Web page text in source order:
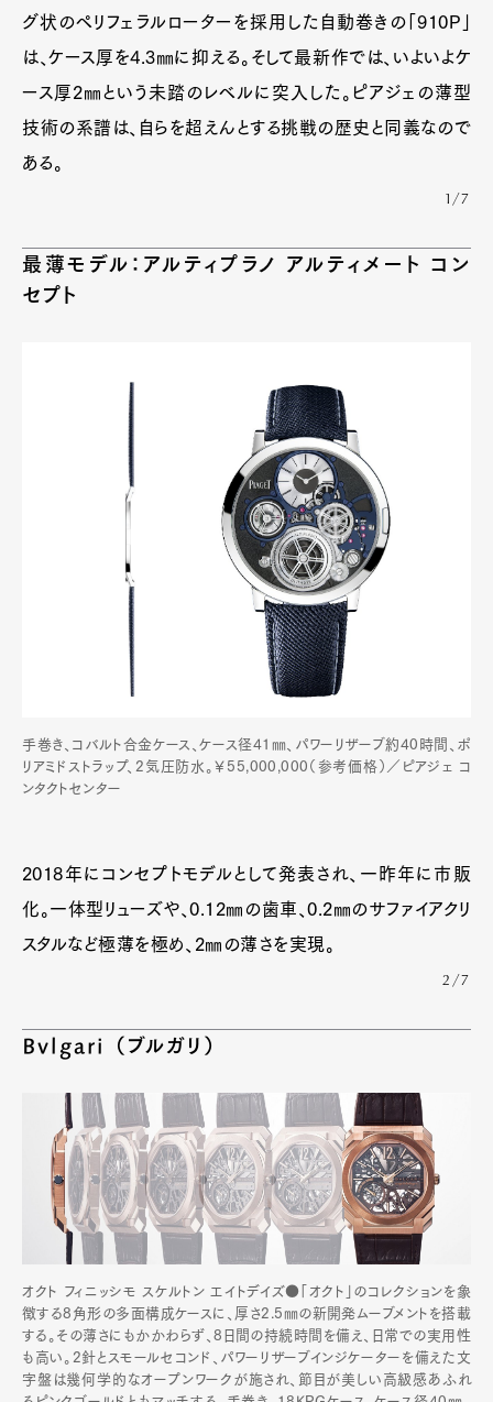
グ状のペリフェラルローターを採用した自動巻きの「910P」
は、ケース厚を4.3㎜に抑える。そして最新作では、いよいよケ
ース厚2㎜という未踏のレベルに突入した。ピアジェの薄型
技術の系譜は、自らを超えんとする挑戦の歴史と同義なので
ある。
1/7
最薄モデル： アルティプラノ アルティメート コン
セプト
手巻き、コバルト合金ケース、ケース径41㎜、パワーリザーブ約40時間、ポ
リアミドストラップ、2気圧防水。￥55,000,000（参考価格）／ピアジェ コ
ンタクトセンター
2018年にコンセプトモデルとして発表され、一昨年に市販
化。一体型リューズや、0.12㎜の歯車、0.2㎜のサファイアクリ
スタルなど極薄を極め、2㎜の薄さを実現。
2/7
Bvlgari （ブルガリ）
オクト フィニッシモ スケルトン エイトデイズ●「オクト」のコレクションを象
徴する8角形の多面構成ケースに、厚さ2.5㎜の新開発ムーブメントを搭載
する。その薄さにもかかわらず、8日間の持続時間を備え、日常での実用性
も高い。2針とスモールセコンド、パワーリザーブインジケーターを備えた文
字盤は幾何学的なオープンワークが施され、節目が美しい高級感あふれ